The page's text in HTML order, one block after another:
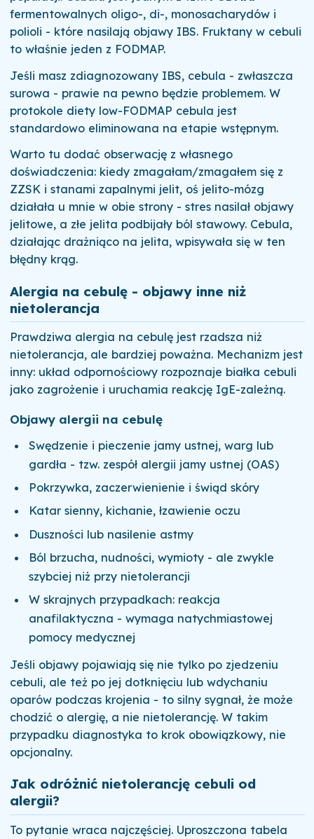
fermentowalnych oligo-, di-, monosacharydów i
polioli - które nasilają objawy IBS. Fruktany w cebuli
to właśnie jeden z FODMAP.
Jeśli masz zdiagnozowany IBS, cebula - zwłaszcza
surowa - prawie na pewno będzie problemem. W
protokole diety low-FODMAP cebula jest
standardowo eliminowana na etapie wstępnym.
Warto tu dodać obserwację z własnego
doświadczenia: kiedy zmagałam/zmagałem się z
ZZSK i stanami zapalnymi jelit, oś jelito-mózg
działała u mnie w obie strony - stres nasilał objawy
jelitowe, a złe jelita podbijały ból stawowy. Cebula,
działając drażniąco na jelita, wpisywała się w ten
błędny krąg.
Alergia na cebulę - objawy inne niż
nietolerancja
Prawdziwa alergia na cebulę jest rzadsza niż
nietolerancja, ale bardziej poważna. Mechanizm jest
inny: układ odpornościowy rozpoznaje białka cebuli
jako zagrożenie i uruchamia reakcję IgE-zależną.
Objawy alergii na cebulę
Swędzenie i pieczenie jamy ustnej, warg lub
gardła - tzw. zespół alergii jamy ustnej (OAS)
Pokrzywka, zaczerwienienie i świąd skóry
Katar sienny, kichanie, łzawienie oczu
Duszności lub nasilenie astmy
Ból brzucha, nudności, wymioty - ale zwykle
szybciej niż przy nietolerancji
W skrajnych przypadkach: reakcja
anafilaktyczna - wymaga natychmiastowej
pomocy medycznej
Jeśli objawy pojawiają się nie tylko po zjedzeniu
cebuli, ale też po jej dotknięciu lub wdychaniu
oparów podczas krojenia - to silny sygnał, że może
chodzić o alergię, a nie nietolerancję. W takim
przypadku diagnostyka to krok obowiązkowy, nie
opcjonalny.
Jak odróżnić nietolerancję cebuli od
alergii?
To pytanie wraca najczęściej. Uproszczona tabela